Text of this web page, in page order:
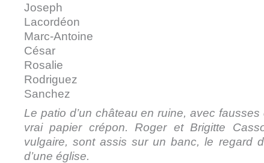
Joseph
Lacordéon
Marc-Antoine
César
Rosalie
Rodriguez
Sanchez
Le patio d’un château en ruine, avec
vrai papier crépon. Roger et Brigitte
vulgaire, sont assis sur un banc, le regard
d’une église.